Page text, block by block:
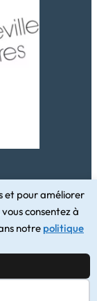
et pour améliorer
consentez à
notre politique
site par